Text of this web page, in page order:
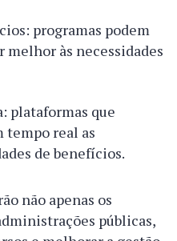
programas podem
melhor às necessidades
plataformas que
tempo real as
de benefícios.
não apenas os
públicas,